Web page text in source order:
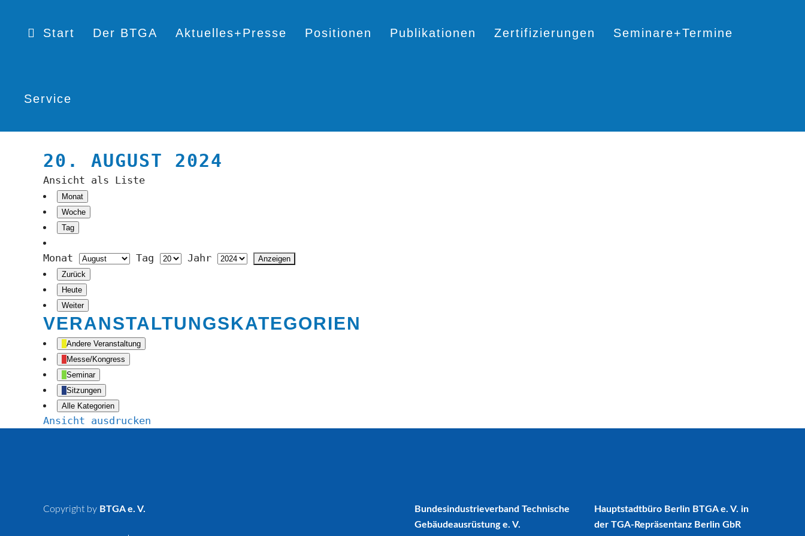
Start Der BTGA Aktuelles+Presse Positionen Publikationen Zertifizierungen Seminare+Termine
Service
20. AUGUST 2024
Ansicht als Liste
Monat
Woche
Tag
Monat Tag Jahr
Zurück
Heute
Weiter
VERANSTALTUNGSKATEGORIEN
Andere Veranstaltung
Messe/Kongress
Seminar
Sitzungen
Alle Kategorien
Ansicht ausdrucken
Copyright by BTGA e. V.
Bundesindustrieverband Technische
Gebäudeausrüstung e. V.
Hauptstadtbüro Berlin BTGA e. V. in
der TGA-Repräsentanz Berlin GbR